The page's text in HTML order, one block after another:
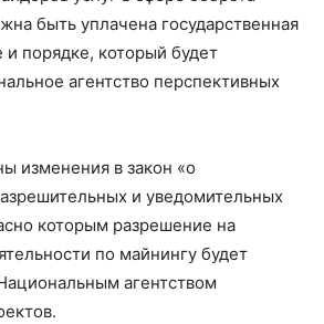
быть уплачена государственная
порядке, который будет
агентство перспективных
изменения в закон «о
и уведомительных
которым разрешение на
по майнингу будет
агентством